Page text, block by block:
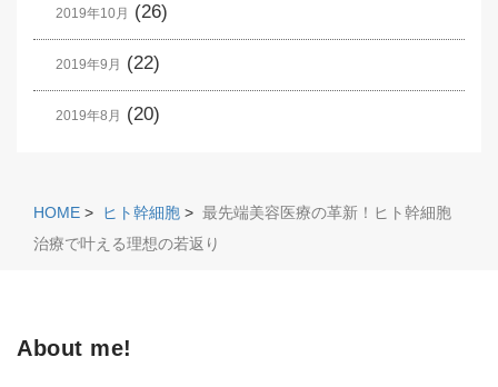
2019年10月 (26)
2019年9月 (22)
2019年8月 (20)
HOME > ヒト幹細胞 > 最先端美容医療の革新！ヒト幹細胞
治療で叶える理想の若返り
About me!